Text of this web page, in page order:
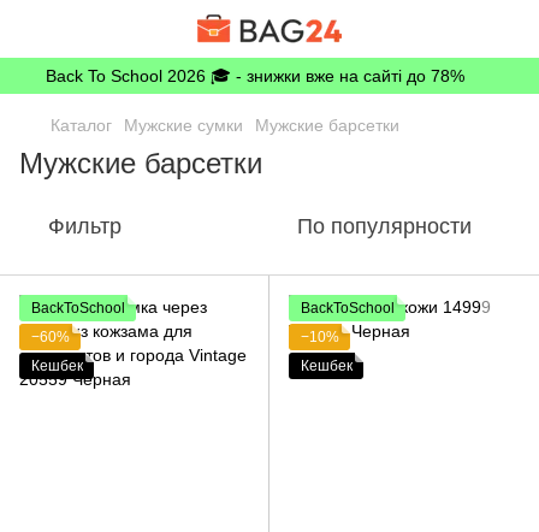
Back To School 2026 🎓 - знижки вже на сайті до 78%
Каталог Мужские сумки Мужские барсетки
Мужские барсетки
Фильтр По популярности
BackToSchool
−60%
Кешбек
BackToSchool
−10%
Кешбек